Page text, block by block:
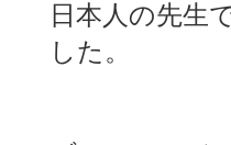
日本人の先生
した。